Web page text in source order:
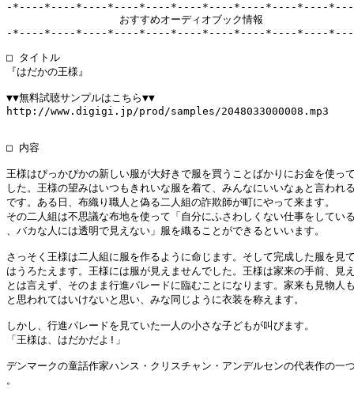
-*----*----*----*----*----*----*----*----*----*----
おすすめオーディオブック情報
-*----*----*----*----*----*----*----*----*----*----
□ タイトル
『はだかの王様』
▼▼無料試聴サンプルはこちら▼▼
http://www.digigi.jp/prod/samples/2048033000008.mp3
□ 内容
王様はぴっかぴかの新しい服が大好きで服を買うことばかりにお金を使っ
した。王様の望みはいつもきれいな服を着て、みんなにいいなぁと言われ
です。ある日、布織り職人と偽る二人組の詐欺師が町にやって来ます。
その二人組は不思議な布地を使って「自分にふさわしくない仕事をしてい
、バカな人には透明で見えない」服を織ることができるといいます。
さっそく王様は二人組に服を作るように命じます。そして完成した服を見
はうろたえます。王様には服が見えませんでした。王様は家来の手前、見
とは言えず、そのまま行進パレードに臨むことになります。家来も見物人
と思われてはいけないと思い、みな同じように衣装を称えます。
しかし、行進パレードを見ていた一人の小さな子どもが叫びます。
「王様は、はだかだよ!」
デンマークの童話作家ハンス・クリスチャン・アンデルセンの代表作の一
。